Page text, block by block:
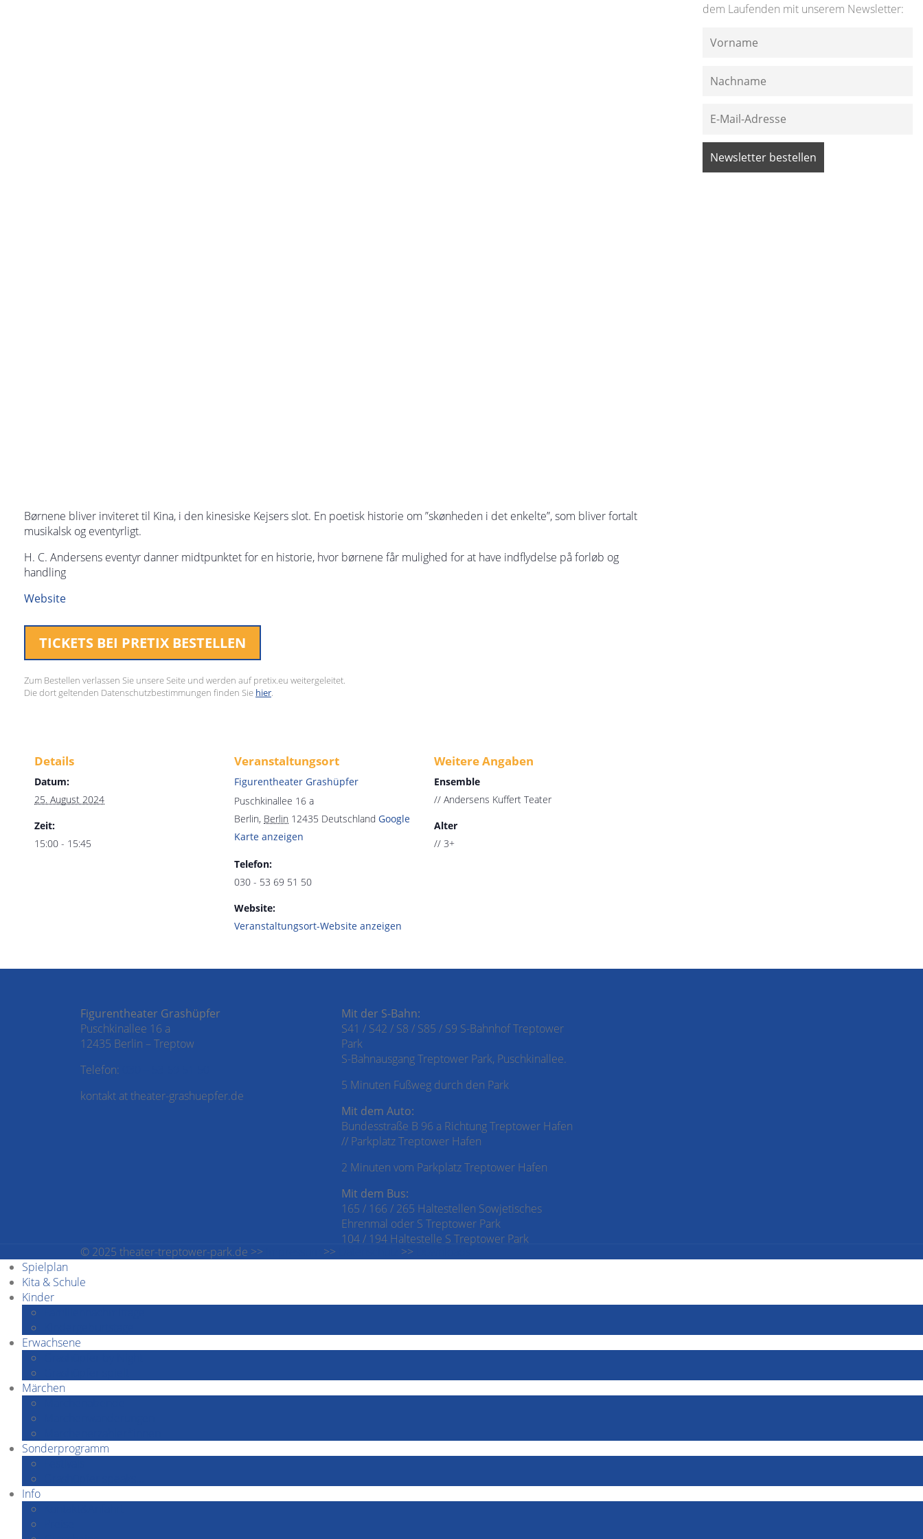
Børnene bliver inviteret til Kina, i den kinesiske Kejsers slot. En poetisk historie om ”skønheden i det enkelte”, som bliver fortalt
musikalsk og eventyrligt.
H. C. Andersens eventyr danner midtpunktet for en historie, hvor børnene får mulighed for at have indflydelse på forløb og
handling
Website
TICKETS BEI PRETIX BESTELLEN
Zum Bestellen verlassen Sie unsere Seite und werden auf pretix.eu weitergeleitet.
Die dort geltenden Datenschutzbestimmungen finden Sie hier.
Details
Datum:
25. August 2024
Zeit:
15:00 - 15:45
Veranstaltungsort
Figurentheater Grashüpfer
Puschkinallee 16 a
Berlin, Berlin 12435 Deutschland Google
Karte anzeigen
Telefon:
030 - 53 69 51 50
Website:
Veranstaltungsort-Website anzeigen
Weitere Angaben
Ensemble
// Andersens Kuffert Teater
Alter
// 3+
dem Laufenden mit unserem Newsletter:
Figurentheater Grashüpfer
Puschkinallee 16 a
12435 Berlin – Treptow
Telefon:
kontakt at theater-grashuepfer.de
Mit der S-Bahn:
S41 / S42 / S8 / S85 / S9 S-Bahnhof Treptower
Park
S-Bahnausgang Treptower Park, Puschkinallee.
5 Minuten Fußweg durch den Park
Mit dem Auto:
Bundesstraße B 96 a Richtung Treptower Hafen
// Parkplatz Treptower Hafen
2 Minuten vom Parkplatz Treptower Hafen
Mit dem Bus:
165 / 166 / 265 Haltestellen Sowjetisches
Ehrenmal oder S Treptower Park
104 / 194 Haltestelle S Treptower Park
© 2025 theater-treptower-park.de >>
>> >>
Spielplan
Kita & Schule
Kinder
Erwachsene
Märchen
Sonderprogramm
Info